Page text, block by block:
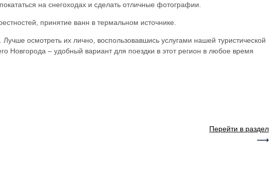
на снегоходах и сделать отличные фотографии.
принятие ванн в термальном источнике.
осмотреть их лично, воспользовавшись услугами нашей туристической
Новгорода – удобный вариант для поездки в этот регион в любое время
Перейти в раздел